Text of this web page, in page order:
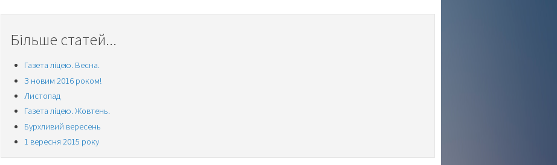
Більше статей...
Газета ліцею. Весна.
З новим 2016 роком!
Листопад
Газета ліцею. Жовтень.
Бурхливий вересень
1 вересня 2015 року